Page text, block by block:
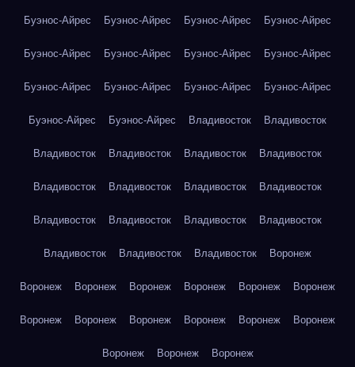
Буэнос-Айрес Буэнос-Айрес Буэнос-Айрес Буэнос-Айрес
Буэнос-Айрес Буэнос-Айрес Буэнос-Айрес Буэнос-Айрес
Буэнос-Айрес Буэнос-Айрес Буэнос-Айрес Буэнос-Айрес
Буэнос-Айрес Буэнос-Айрес Владивосток Владивосток
Владивосток Владивосток Владивосток Владивосток
Владивосток Владивосток Владивосток Владивосток
Владивосток Владивосток Владивосток Владивосток
Владивосток Владивосток Владивосток Воронеж
Воронеж Воронеж Воронеж Воронеж Воронеж Воронеж
Воронеж Воронеж Воронеж Воронеж Воронеж Воронеж
Воронеж Воронеж Воронеж